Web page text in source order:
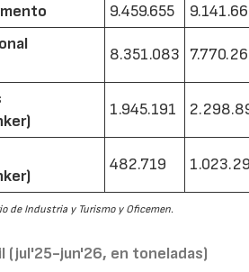
9.459.655
8.351.083
1.945.191
482.719
de Industria y Turismo y Oficemen.
(jul'25-jun'26, en toneladas)